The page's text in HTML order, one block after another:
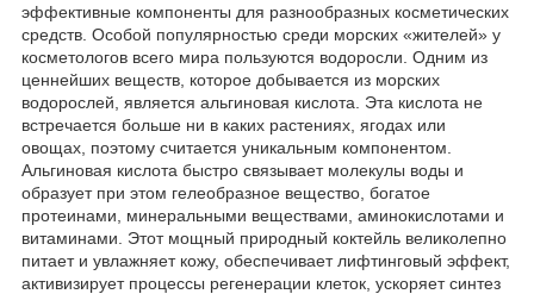
эффективные компоненты для разнообразных косметических
средств. Особой популярностью среди морских «жителей» у
косметологов всего мира пользуются водоросли. Одним из
ценнейших веществ, которое добывается из морских
водорослей, является альгиновая кислота. Эта кислота не
встречается больше ни в каких растениях, ягодах или
овощах, поэтому считается уникальным компонентом.
Альгиновая кислота быстро связывает молекулы воды и
образует при этом гелеобразное вещество, богатое
протеинами, минеральными веществами, аминокислотами и
витаминами. Этот мощный природный коктейль великолепно
питает и увлажняет кожу, обеспечивает лифтинговый эффект,
активизирует процессы регенерации клеток, ускоряет синтез